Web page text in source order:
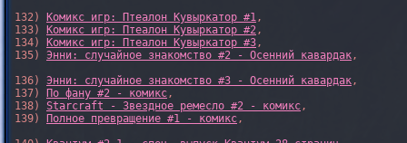
132)
Комикс игр: Птеалон Кувыркатор #1,
133)
Комикс игр: Птеалон Кувыркатор #2,
134)
Комикс игр: Птеалон Кувыркатор #3,
135) Энни: случайное знакомство #2 - Осенний кавардак,
136) Энни: случайное знакомство #3 - Осенний кавардак,
137)
По фану #2 - комикс,
138) Starcraft - Звездное ремесло #2 - комикс,
139)
Полное превращение #1 - комикс,